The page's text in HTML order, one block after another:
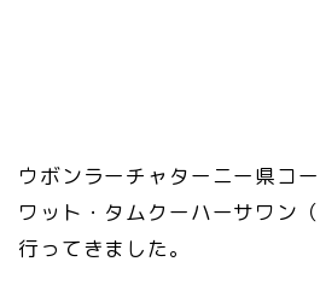
ウボンラーチャターニー県コ
ワット・タムクーハーサワン
行ってきました。